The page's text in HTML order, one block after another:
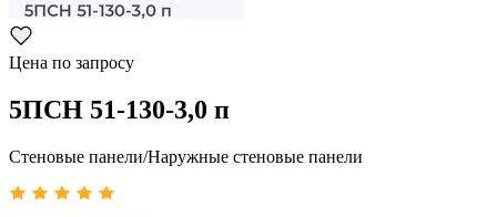
Цена по запросу
5ПСН 51-130-3,0 п
Стеновые панели/Наружные стеновые панели